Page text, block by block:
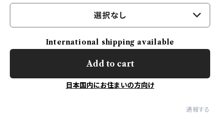
選択なし
International shipping available
Add to cart
日本国内にお住まいの方向け
通報する